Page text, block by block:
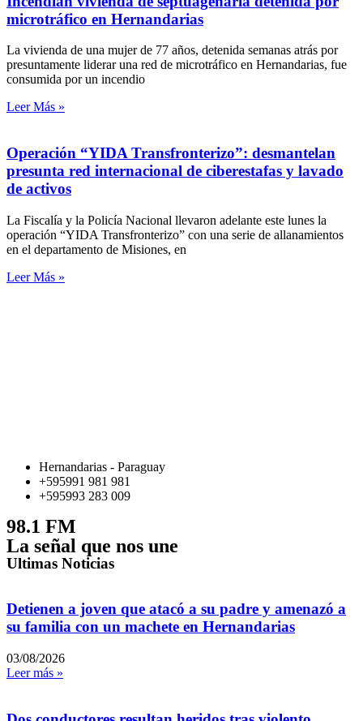
microtráfico en Hernandarias
La vivienda de una mujer de 77 años, detenida semanas atrás por
presuntamente liderar una red de microtráfico en Hernandarias, fue
consumida por un incendio
Leer Más »
Operación “YIDA Transfronterizo”: desmantelan
presunta red internacional de ciberestafas y lavado
de activos
La Fiscalía y la Policía Nacional llevaron adelante este lunes la
operación “YIDA Transfronterizo” con una serie de allanamientos
en el departamento de Misiones, en
Leer Más »
Hernandarias - Paraguay
+595991 981 981
+595993 283 009
98.1 FM
La señal que nos une
Ultimas Noticias
Detienen a joven que atacó a su padre y amenazó a
su familia con un machete en Hernandarias
03/08/2026
Leer más »